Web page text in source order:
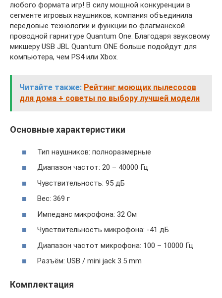
любого формата игр! В силу мощной конкуренции в
сегменте игровых наушников, компания объединила
передовые технологии и функции во флагманской
проводной гарнитуре Quantum One. Благодаря звуковому
микшеру USB JBL Quantum ONE больше подойдут для
компьютера, чем PS4 или Xbox.
Читайте также: Рейтинг моющих пылесосов
для дома + советы по выбору лучшей модели
Основные характеристики
Тип наушников: полноразмерные
Диапазон частот: 20 – 40000 Гц
Чувствительность: 95 дБ
Вес: 369 г
Импеданс микрофона: 32 Ом
Чувствительность микрофона: -41 дБ
Диапазон частот микрофона: 100 – 10000 Гц
Разъём: USB / mini jack 3.5 mm
Комплектация